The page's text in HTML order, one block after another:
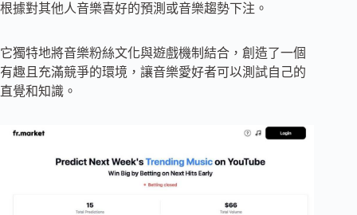
根據對其他人音樂喜好的預測或音樂趨勢下注。
它獨特地將音樂粉絲文化與遊戲機制結合，創造了一個
有趣且充滿競爭的環境，讓音樂愛好者可以測試自己的
直覺和知識。